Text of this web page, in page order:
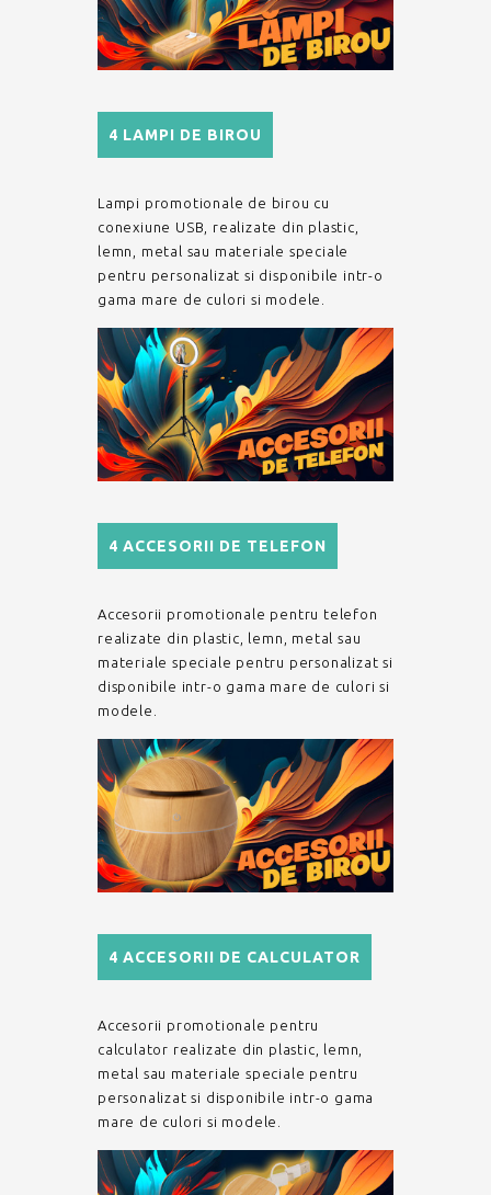
4 LAMPI DE BIROU
Lampi promotionale de birou cu
conexiune USB, realizate din plastic,
lemn, metal sau materiale speciale
pentru personalizat si disponibile intr-o
gama mare de culori si modele.
4 ACCESORII DE TELEFON
Accesorii promotionale pentru telefon
realizate din plastic, lemn, metal sau
materiale speciale pentru personalizat si
disponibile intr-o gama mare de culori si
modele.
4 ACCESORII DE CALCULATOR
Accesorii promotionale pentru
calculator realizate din plastic, lemn,
metal sau materiale speciale pentru
personalizat si disponibile intr-o gama
mare de culori si modele.